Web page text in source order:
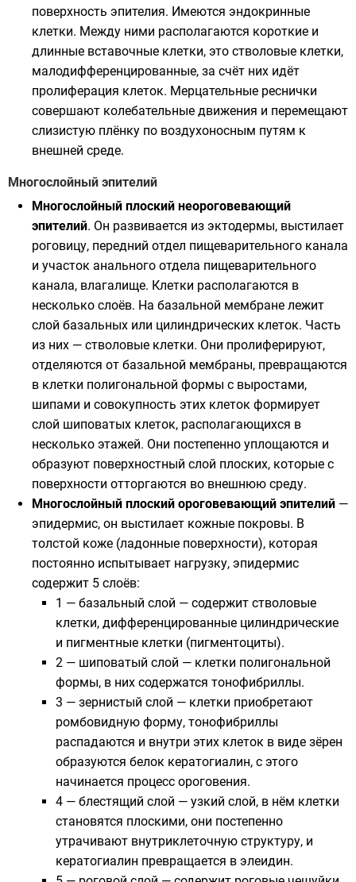
поверхность эпителия. Имеются эндокринные
клетки. Между ними располагаются короткие и
длинные вставочные клетки, это стволовые клетки,
малодифференцированные, за счёт них идёт
пролиферация клеток. Мерцательные реснички
совершают колебательные движения и перемещают
слизистую плёнку по воздухоносным путям к
внешней среде.
Многослойный эпителий
Многослойный плоский неороговевающий
эпителий. Он развивается из эктодермы, выстилает
роговицу, передний отдел пищеварительного канала
и участок анального отдела пищеварительного
канала, влагалище. Клетки располагаются в
несколько слоёв. На базальной мембране лежит
слой базальных или цилиндрических клеток. Часть
из них — стволовые клетки. Они пролиферируют,
отделяются от базальной мембраны, превращаются
в клетки полигональной формы с выростами,
шипами и совокупность этих клеток формирует
слой шиповатых клеток, располагающихся в
несколько этажей. Они постепенно уплощаются и
образуют поверхностный слой плоских, которые с
поверхности отторгаются во внешнюю среду.
Многослойный плоский ороговевающий эпителий —
эпидермис, он выстилает кожные покровы. В
толстой коже (ладонные поверхности), которая
постоянно испытывает нагрузку, эпидермис
содержит 5 слоёв:
1 — базальный слой — содержит стволовые
клетки, дифференцированные цилиндрические
и пигментные клетки (пигментоциты).
2 — шиповатый слой — клетки полигональной
формы, в них содержатся тонофибриллы.
3 — зернистый слой — клетки приобретают
ромбовидную форму, тонофибриллы
распадаются и внутри этих клеток в виде зёрен
образуются белок кератогиалин, с этого
начинается процесс ороговения.
4 — блестящий слой — узкий слой, в нём клетки
становятся плоскими, они постепенно
утрачивают внутриклеточную структуру, и
кератогиалин превращается в элеидин.